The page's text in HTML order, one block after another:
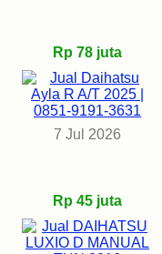
Rp 78 juta
7 Jul 2026
Rp 45 juta